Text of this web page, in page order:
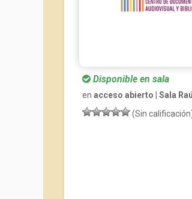
Disponible en sala
en acceso abierto | Sala
(Sin